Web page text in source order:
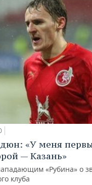
«У меня
— Казань»
«Рубина» о
клуба